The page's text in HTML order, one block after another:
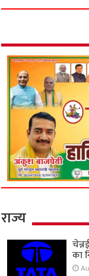
राज्य
का